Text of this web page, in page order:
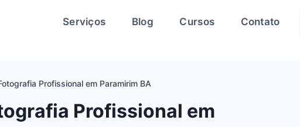
Serviços Blog Cursos Contato
Profissional em Paramirim BA
Profissional em